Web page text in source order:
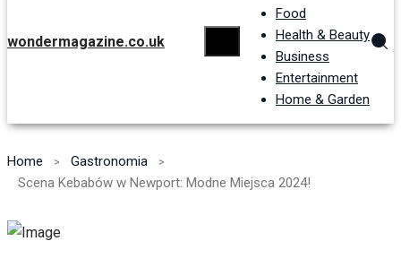
wondermagazine.co.uk
Food
Health & Beauty
Business
Entertainment
Home & Garden
Home
Gastronomia
Scena Kebabów w Newport: Modne Miejsca 2024!